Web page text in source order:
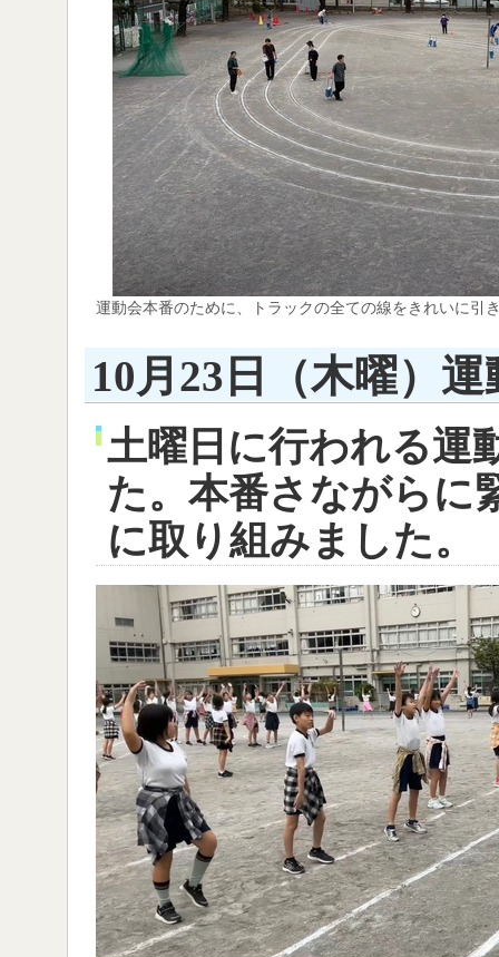
運動会本番のために、トラックの全ての線をきれいに引
10月23日（木曜）
土曜日に行われる運
た。本番さながらに
に取り組みました。